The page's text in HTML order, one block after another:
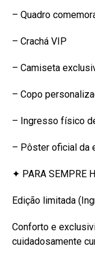
– Quadro
– Crachá VIP
– Camiseta
– Copo
– Ingresso físico
– Pôster oficial da
✦ PARA SEMPRE
Edição limitada
Conforto e
cuidadosamente